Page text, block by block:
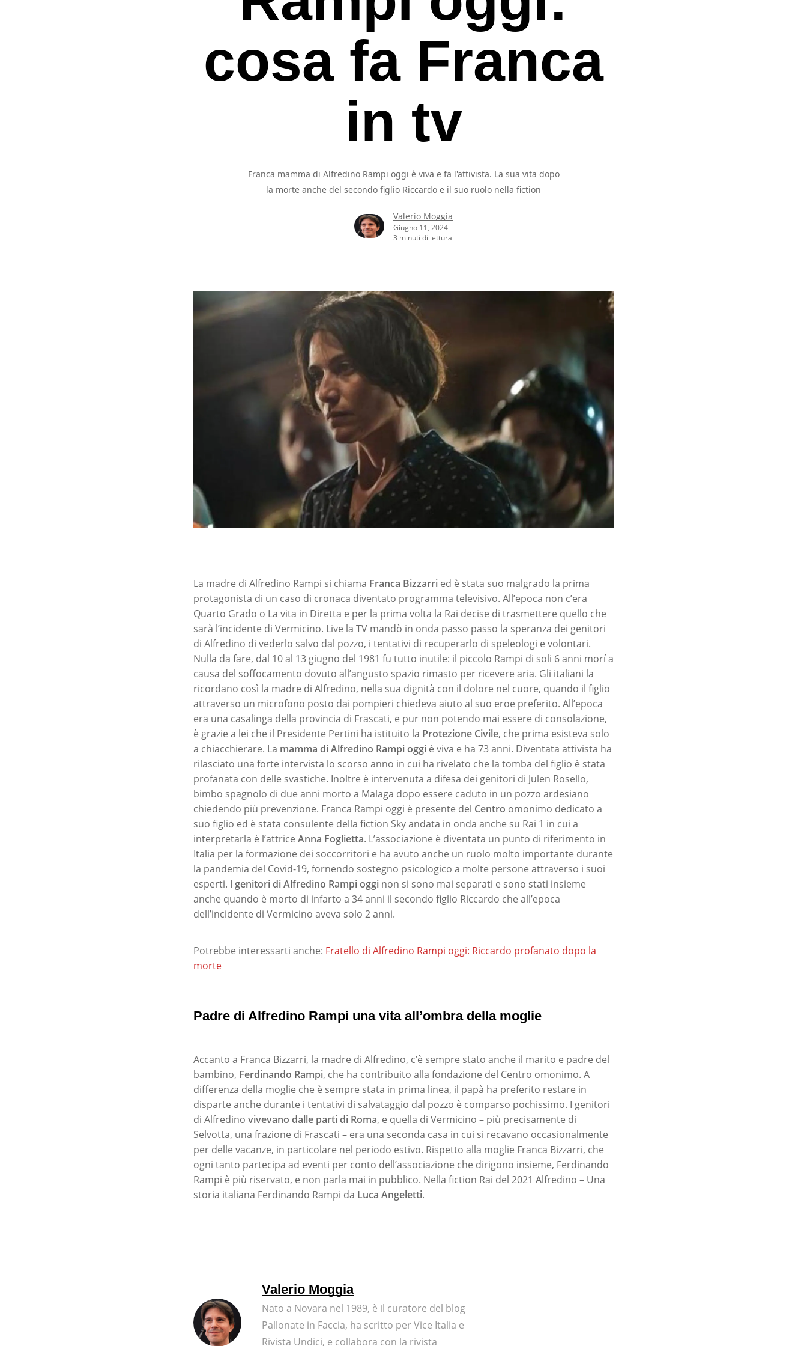
cosa fa Franca
in tv
Franca mamma di Alfredino Rampi oggi è viva e fa l'attivista. La sua vita dopo
la morte anche del secondo figlio Riccardo e il suo ruolo nella fiction
Valerio Moggia
Giugno 11, 2024
3 minuti di lettura
La madre di Alfredino Rampi si chiama Franca Bizzarri ed è stata suo malgrado la prima
protagonista di un caso di cronaca diventato programma televisivo. All’epoca non c’era
Quarto Grado o La vita in Diretta e per la prima volta la Rai decise di trasmettere quello che
sarà l’incidente di Vermicino. Live la TV mandò in onda passo passo la speranza dei genitori
di Alfredino di vederlo salvo dal pozzo, i tentativi di recuperarlo di speleologi e volontari.
Nulla da fare, dal 10 al 13 giugno del 1981 fu tutto inutile: il piccolo Rampi di soli 6 anni morí a
causa del soffocamento dovuto all’angusto spazio rimasto per ricevere aria. Gli italiani la
ricordano così la madre di Alfredino, nella sua dignità con il dolore nel cuore, quando il figlio
attraverso un microfono posto dai pompieri chiedeva aiuto al suo eroe preferito. All’epoca
era una casalinga della provincia di Frascati, e pur non potendo mai essere di consolazione,
è grazie a lei che il Presidente Pertini ha istituito la Protezione Civile, che prima esisteva solo
a chiacchierare. La mamma di Alfredino Rampi oggi è viva e ha 73 anni. Diventata attivista ha
rilasciato una forte intervista lo scorso anno in cui ha rivelato che la tomba del figlio è stata
profanata con delle svastiche. Inoltre è intervenuta a difesa dei genitori di Julen Rosello,
bimbo spagnolo di due anni morto a Malaga dopo essere caduto in un pozzo ardesiano
chiedendo più prevenzione. Franca Rampi oggi è presente del Centro omonimo dedicato a
suo figlio ed è stata consulente della fiction Sky andata in onda anche su Rai 1 in cui a
interpretarla è l’attrice Anna Foglietta. L’associazione è diventata un punto di riferimento in
Italia per la formazione dei soccorritori e ha avuto anche un ruolo molto importante durante
la pandemia del Covid-19, fornendo sostegno psicologico a molte persone attraverso i suoi
esperti. I genitori di Alfredino Rampi oggi non si sono mai separati e sono stati insieme
anche quando è morto di infarto a 34 anni il secondo figlio Riccardo che all’epoca
dell’incidente di Vermicino aveva solo 2 anni.
Potrebbe interessarti anche: Fratello di Alfredino Rampi oggi: Riccardo profanato dopo la
morte
Padre di Alfredino Rampi una vita all’ombra della moglie
Accanto a Franca Bizzarri, la madre di Alfredino, c’è sempre stato anche il marito e padre del
bambino, Ferdinando Rampi, che ha contribuito alla fondazione del Centro omonimo. A
differenza della moglie che è sempre stata in prima linea, il papà ha preferito restare in
disparte anche durante i tentativi di salvataggio dal pozzo è comparso pochissimo. I genitori
di Alfredino vivevano dalle parti di Roma, e quella di Vermicino – più precisamente di
Selvotta, una frazione di Frascati – era una seconda casa in cui si recavano occasionalmente
per delle vacanze, in particolare nel periodo estivo. Rispetto alla moglie Franca Bizzarri, che
ogni tanto partecipa ad eventi per conto dell’associazione che dirigono insieme, Ferdinando
Rampi è più riservato, e non parla mai in pubblico. Nella fiction Rai del 2021 Alfredino – Una
storia italiana Ferdinando Rampi da Luca Angeletti.
Valerio Moggia
Nato a Novara nel 1989, è il curatore del blog
Pallonate in Faccia, ha scritto per Vice Italia e
Rivista Undici, e collabora con la rivista